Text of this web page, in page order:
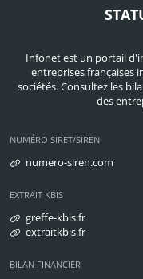
Infonet est un portail
entreprises françaises
sociétés. Consultez les
des
NUMÉRO SIRET/SIREN
numero-siren.com
EXTRAIT KBIS
greffe-kbis.fr
extraitkbis.fr
BILAN FINANCIER